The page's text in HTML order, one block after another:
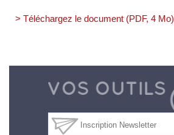
> Téléchargez le document (PDF, 4 Mo)